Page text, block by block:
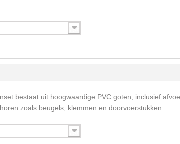
bestaat uit hoogwaardige PVC goten, inclusief
zoals beugels, klemmen en doorvoerstukken.